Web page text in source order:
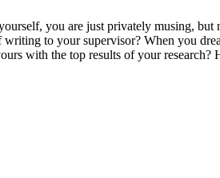
you are just privately musing,
to your supervisor? When you
with the top results of your